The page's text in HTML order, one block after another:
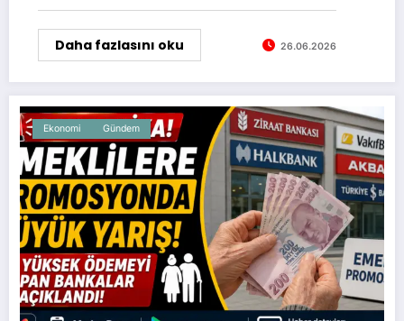
Daha fazlasını oku 26.06.2026
Ekonomi Gündem